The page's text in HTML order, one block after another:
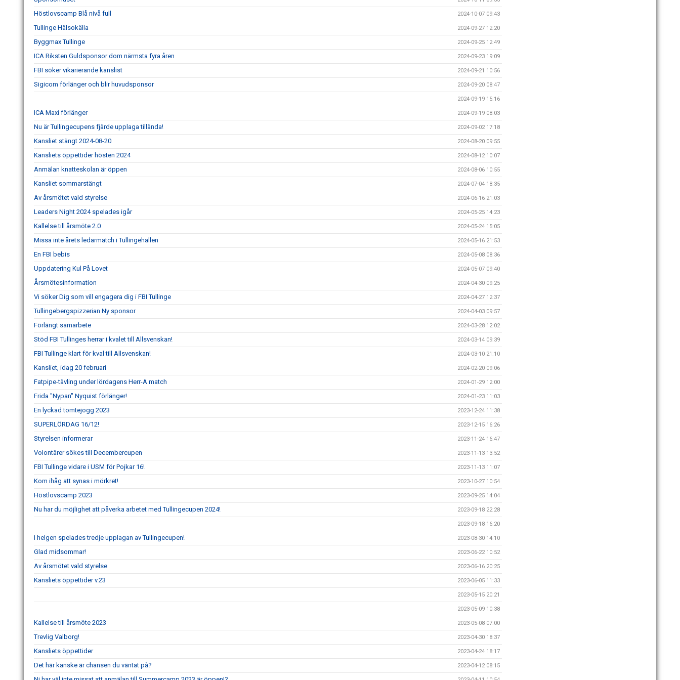
Höstlovscamp Blå nivå full 2024-10-07 09:43
Tullinge Hälsokälla 2024-09-27 12:20
Byggmax Tullinge 2024-09-25 12:49
ICA Riksten Guldsponsor dom närmsta fyra åren 2024-09-23 19:09
FBI söker vikarierande kanslist 2024-09-21 10:56
Sigicom förlänger och blir huvudsponsor 2024-09-20 08:47
2024-09-19 15:16
ICA Maxi förlänger 2024-09-19 08:03
Nu är Tullingecupens fjärde upplaga tillända! 2024-09-02 17:18
Kansliet stängt 2024-08-20 2024-08-20 09:55
Kansliets öppettider hösten 2024 2024-08-12 10:07
Anmälan knatteskolan är öppen 2024-08-06 10:55
Kansliet sommarstängt 2024-07-04 18:35
Av årsmötet vald styrelse 2024-06-16 21:03
Leaders Night 2024 spelades igår 2024-05-25 14:23
Kallelse till årsmöte 2.0 2024-05-24 15:05
Missa inte årets ledarmatch i Tullingehallen 2024-05-16 21:53
En FBI bebis 2024-05-08 08:36
Uppdatering Kul På Lovet 2024-05-07 09:40
Årsmötesinformation 2024-04-30 09:25
Vi söker Dig som vill engagera dig i FBI Tullinge 2024-04-27 12:37
Tullingebergspizzerian Ny sponsor 2024-04-03 09:57
Förlängt samarbete 2024-03-28 12:02
Stöd FBI Tullinges herrar i kvalet till Allsvenskan! 2024-03-14 09:39
FBI Tullinge klart för kval till Allsvenskan! 2024-03-10 21:10
Kansliet, idag 20 februari 2024-02-20 09:06
Fatpipe-tävling under lördagens Herr-A match 2024-01-29 12:00
Frida "Nypan" Nyquist förlänger! 2024-01-23 11:03
En lyckad tomtejogg 2023 2023-12-24 11:38
SUPERLÖRDAG 16/12! 2023-12-15 16:26
Styrelsen informerar 2023-11-24 16:47
Volontärer sökes till Decembercupen 2023-11-13 13:52
FBI Tullinge vidare i USM för Pojkar 16! 2023-11-13 11:07
Kom ihåg att synas i mörkret! 2023-10-27 10:54
Höstlovscamp 2023 2023-09-25 14:04
Nu har du möjlighet att påverka arbetet med Tullingecupen 2024! 2023-09-18 22:28
2023-09-18 16:20
I helgen spelades tredje upplagan av Tullingecupen! 2023-08-30 14:10
Glad midsommar! 2023-06-22 10:52
Av årsmötet vald styrelse 2023-06-16 20:25
Kansliets öppettider v.23 2023-06-05 11:33
2023-05-15 20:21
2023-05-09 10:38
Kallelse till årsmöte 2023 2023-05-08 07:00
Trevlig Valborg! 2023-04-30 18:37
Kansliets öppettider 2023-04-24 18:17
Det här kanske är chansen du väntat på? 2023-04-12 08:15